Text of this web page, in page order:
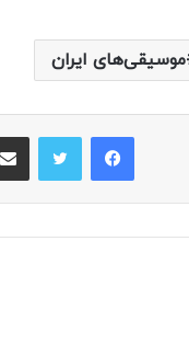
موسیقی‌های ایران
فیس بوک توییتر